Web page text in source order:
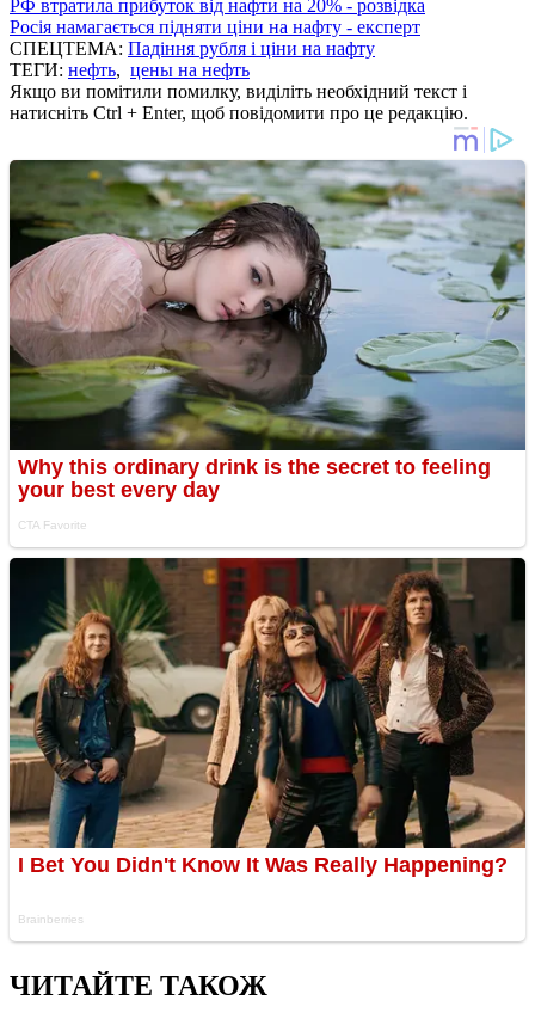
РФ втратила прибуток від нафти на 20% - розвідка
Росія намагається підняти ціни на нафту - експерт
СПЕЦТЕМА: Падіння рубля і ціни на нафту
ТЕГИ: нефть, цены на нефть
Якщо ви помітили помилку, виділіть необхідний текст і
натисніть Ctrl + Enter, щоб повідомити про це редакцію.
ЧИТАЙТЕ ТАКОЖ